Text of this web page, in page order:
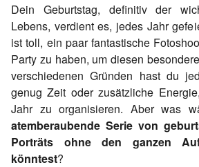
Dein Geburtstag, definitiv der
Lebens, verdient es, jedes Jahr
ist toll, ein paar fantastische
Party zu haben, um diesen
verschiedenen Gründen hast du
genug Zeit oder zusätzliche
Jahr zu organisieren. Aber was
atemberaubende Serie von
Porträts ohne den ganzen
könntest?